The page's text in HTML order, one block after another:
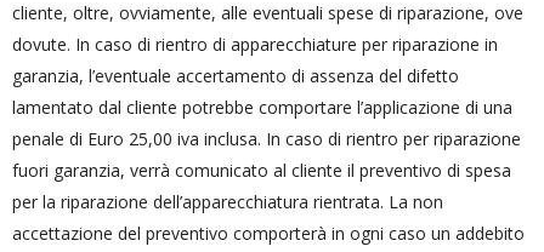
cliente, oltre, ovviamente, alle eventuali spese di riparazione, ove
dovute. In caso di rientro di apparecchiature per riparazione in
garanzia, l’eventuale accertamento di assenza del difetto
lamentato dal cliente potrebbe comportare l’applicazione di una
penale di Euro 25,00 iva inclusa. In caso di rientro per riparazione
fuori garanzia, verrà comunicato al cliente il preventivo di spesa
per la riparazione dell’apparecchiatura rientrata. La non
accettazione del preventivo comporterà in ogni caso un addebito